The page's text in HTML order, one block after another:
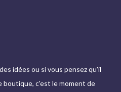
idées ou si vous pensez qu'il
boutique, c'est le moment de